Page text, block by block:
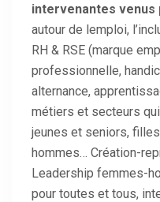
intervenantes
autour de lemploi,
RH & RSE (marque
professionnelle,
alternance,
métiers et secteurs
jeunes et seniors,
hommes… Création-
Leadership femmes-
pour toutes et tous,